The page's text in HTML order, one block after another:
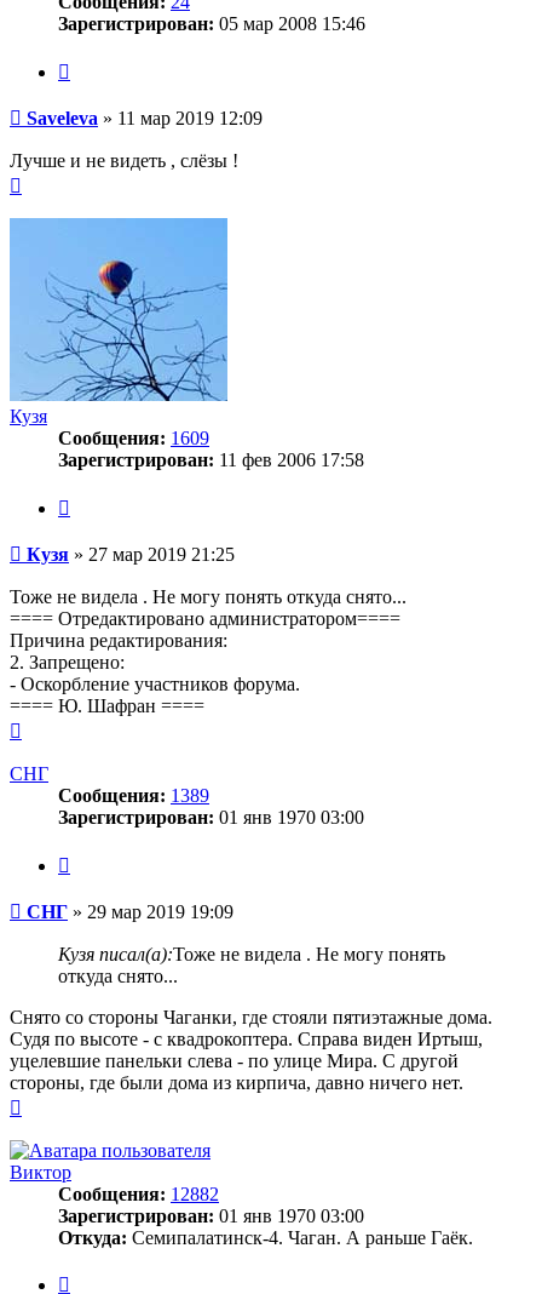
Зарегистрирован: 05 мар 2008 15:46
Сообщение
Saveleva » 11 мар 2019 12:09
Лучше и не видеть , слёзы !
началу
Кузя
Сообщения: 1609
Зарегистрирован: 11 фев 2006 17:58
Сообщение
Кузя » 27 мар 2019 21:25
Тоже не видела . Не могу понять откуда снято...
==== Отредактировано администратором====
Причина редактирования:
2. Запрещено:
- Оскорбление участников форума.
==== Ю. Шафран ====
началу
СНГ
Сообщения: 1389
Зарегистрирован: 01 янв 1970 03:00
Сообщение
СНГ » 29 мар 2019 19:09
Кузя писал(а):Тоже не видела . Не могу понять
откуда снято...
Снято со стороны Чаганки, где стояли пятиэтажные дома.
Судя по высоте - с квадрокоптера. Справа виден Иртыш,
уцелевшие панельки слева - по улице Мира. С другой
стороны, где были дома из кирпича, давно ничего нет.
началу
Виктор
Сообщения: 12882
Зарегистрирован: 01 янв 1970 03:00
Откуда: Семипалатинск-4. Чаган. А раньше Гаёк.